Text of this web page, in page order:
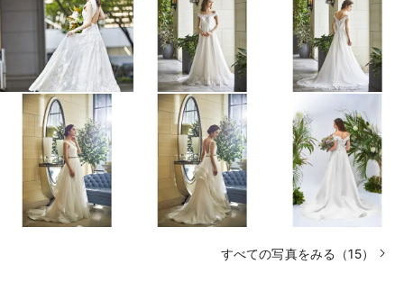
すべての写真をみる（15）